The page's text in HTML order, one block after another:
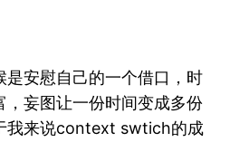
是安慰自己的一个借口，时
，妄图让一份时间变成多份
我来说context swtich的成